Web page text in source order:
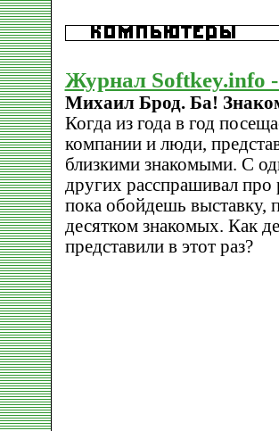
Журнал Softkey.info
Михаил Брод. Ба!
Когда из года в год
компании и люди,
близкими знакомыми. С
других расспрашивал про
пока обойдешь выставку,
десятком знакомых. Как
представили в этот раз?